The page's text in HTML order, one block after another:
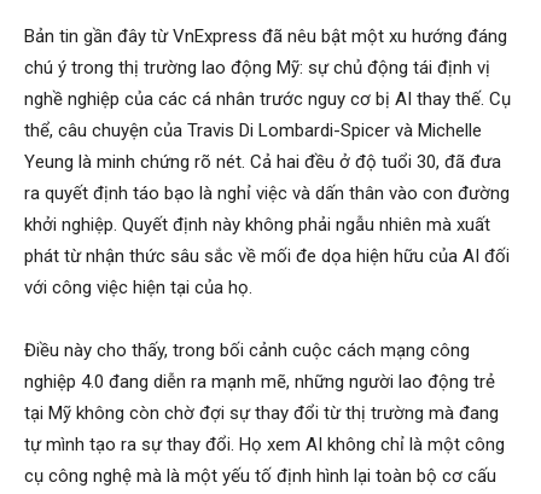
Bản tin gần đây từ VnExpress đã nêu bật một xu hướng đáng
chú ý trong thị trường lao động Mỹ: sự chủ động tái định vị
nghề nghiệp của các cá nhân trước nguy cơ bị AI thay thế. Cụ
thể, câu chuyện của Travis Di Lombardi-Spicer và Michelle
Yeung là minh chứng rõ nét. Cả hai đều ở độ tuổi 30, đã đưa
ra quyết định táo bạo là nghỉ việc và dấn thân vào con đường
khởi nghiệp. Quyết định này không phải ngẫu nhiên mà xuất
phát từ nhận thức sâu sắc về mối đe dọa hiện hữu của AI đối
với công việc hiện tại của họ.
Điều này cho thấy, trong bối cảnh cuộc cách mạng công
nghiệp 4.0 đang diễn ra mạnh mẽ, những người lao động trẻ
tại Mỹ không còn chờ đợi sự thay đổi từ thị trường mà đang
tự mình tạo ra sự thay đổi. Họ xem AI không chỉ là một công
cụ công nghệ mà là một yếu tố định hình lại toàn bộ cơ cấu